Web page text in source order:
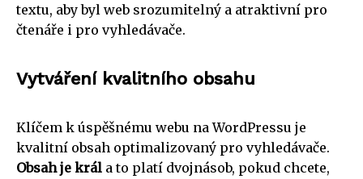
textu, aby byl web srozumitelný a atraktivní pro
čtenáře i pro vyhledávače.
Vytváření kvalitního obsahu
Klíčem k úspěšnému webu na WordPressu je
kvalitní obsah optimalizovaný pro vyhledávače.
Obsah je král a to platí dvojnásob, pokud chcete,